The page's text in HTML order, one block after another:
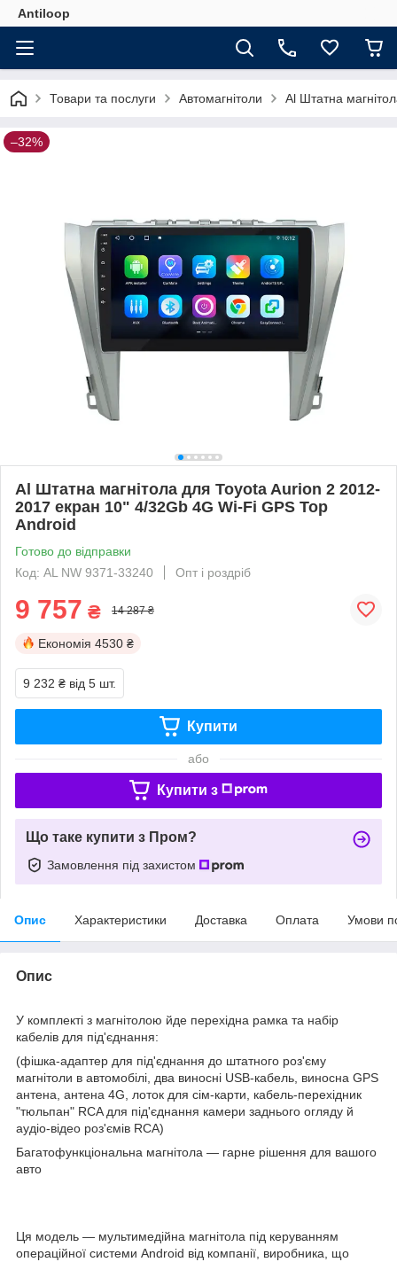
Antiloop
Товари та послуги Автомагнітоли Al Штатна
–32%
Al Штатна магнітола для Toyota Aurion 2 2012-
2017 екран 10" 4/32Gb 4G Wi-Fi GPS Top
Android
Готово до відправки
Код: AL NW 9371-33240
Опт і роздріб
9 757 ₴ 14 287 ₴
Економія 4530 ₴
9 232 ₴ від 5 шт.
Купити
або
Купити з
Що таке купити з Пром?
Замовлення під захистом
Опис Характеристики Доставка Оплата Умови
Опис
У комплекті з магнітолою йде перехідна рамка та набір
кабелів для під'єднання:
(фішка-адаптер для під'єднання до штатного роз'єму
магнітоли в автомобілі, два виносні USB-кабель, виносна GPS
антена, антена 4G, лоток для сім-карти, кабель-перехідник
"тюльпан" RCA для під'єднання камери заднього огляду й
аудіо-відео роз'ємів RCA)
Багатофункціональна магнітола — гарне рішення для вашого
авто
Ця модель — мультимедійна магнітола під керуванням
операційної системи Android від компанії, виробника, що